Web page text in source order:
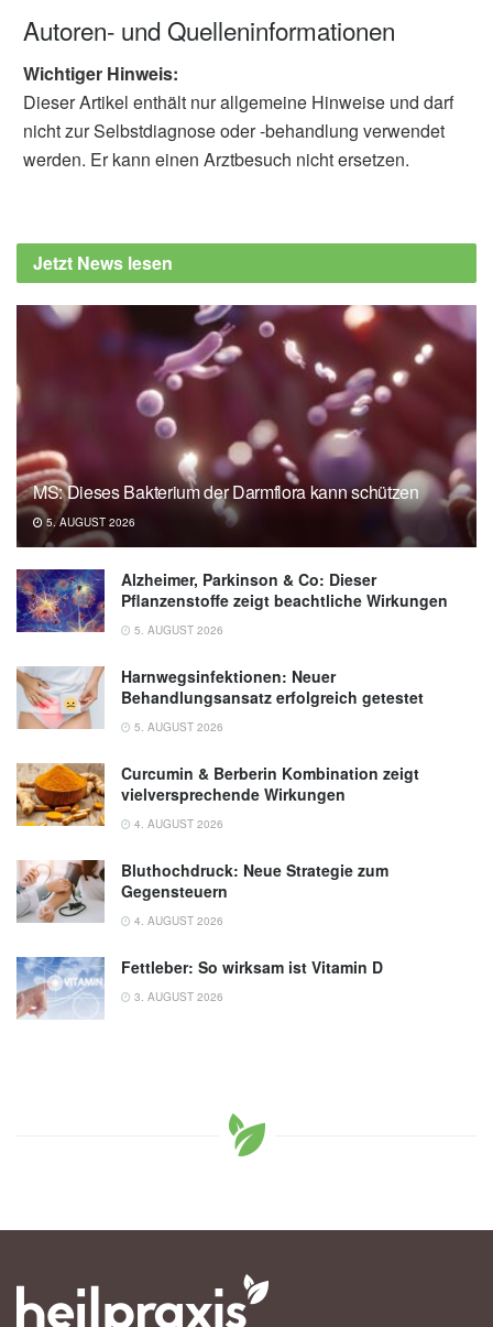
Autoren- und Quelleninformationen
Wichtiger Hinweis:
Dieser Artikel enthält nur allgemeine Hinweise und darf
nicht zur Selbstdiagnose oder -behandlung verwendet
werden. Er kann einen Arztbesuch nicht ersetzen.
Jetzt News lesen
MS: Dieses Bakterium der Darmflora kann schützen
5. AUGUST 2026
Alzheimer, Parkinson & Co: Dieser
Pflanzenstoffe zeigt beachtliche Wirkungen
5. AUGUST 2026
Harnwegsinfektionen: Neuer
Behandlungsansatz erfolgreich getestet
5. AUGUST 2026
Curcumin & Berberin Kombination zeigt
vielversprechende Wirkungen
4. AUGUST 2026
Bluthochdruck: Neue Strategie zum
Gegensteuern
4. AUGUST 2026
Fettleber: So wirksam ist Vitamin D
3. AUGUST 2026